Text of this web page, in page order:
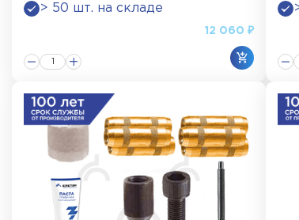
> 50 шт. на складе
12 060 ₽